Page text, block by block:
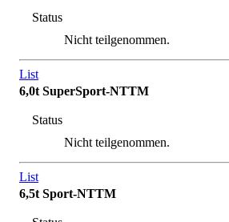
Status
Nicht teilgenommen.
List
6,0t SuperSport-NTTM
Status
Nicht teilgenommen.
List
6,5t Sport-NTTM